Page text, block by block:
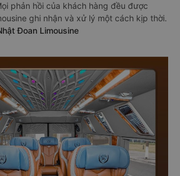
phản hồi của khách hàng đều được
ghi nhận và xử lý một cách kịp thời.
Đoan Limousine